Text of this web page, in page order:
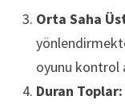
Orta Saha
oyunu kontrol
Duran Toplar: